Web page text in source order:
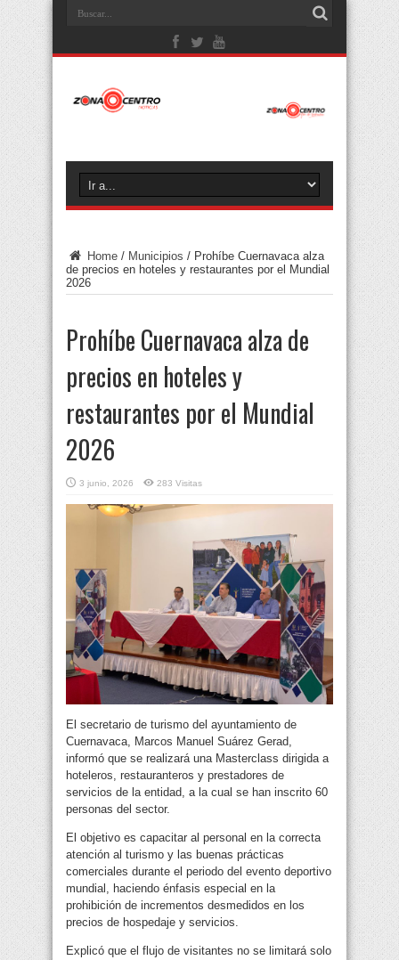
Home / Municipios / Prohíbe Cuernavaca alza
de precios en hoteles y restaurantes por el Mundial
2026
Prohíbe Cuernavaca alza de
precios en hoteles y
restaurantes por el Mundial
2026
3 junio, 2026 283 Visitas
El secretario de turismo del ayuntamiento de
Cuernavaca, Marcos Manuel Suárez Gerad,
informó que se realizará una Masterclass dirigida a
hoteleros, restauranteros y prestadores de
servicios de la entidad, a la cual se han inscrito 60
personas del sector.
El objetivo es capacitar al personal en la correcta
atención al turismo y las buenas prácticas
comerciales durante el periodo del evento deportivo
mundial, haciendo énfasis especial en la
prohibición de incrementos desmedidos en los
precios de hospedaje y servicios.
Explicó que el flujo de visitantes no se limitará solo